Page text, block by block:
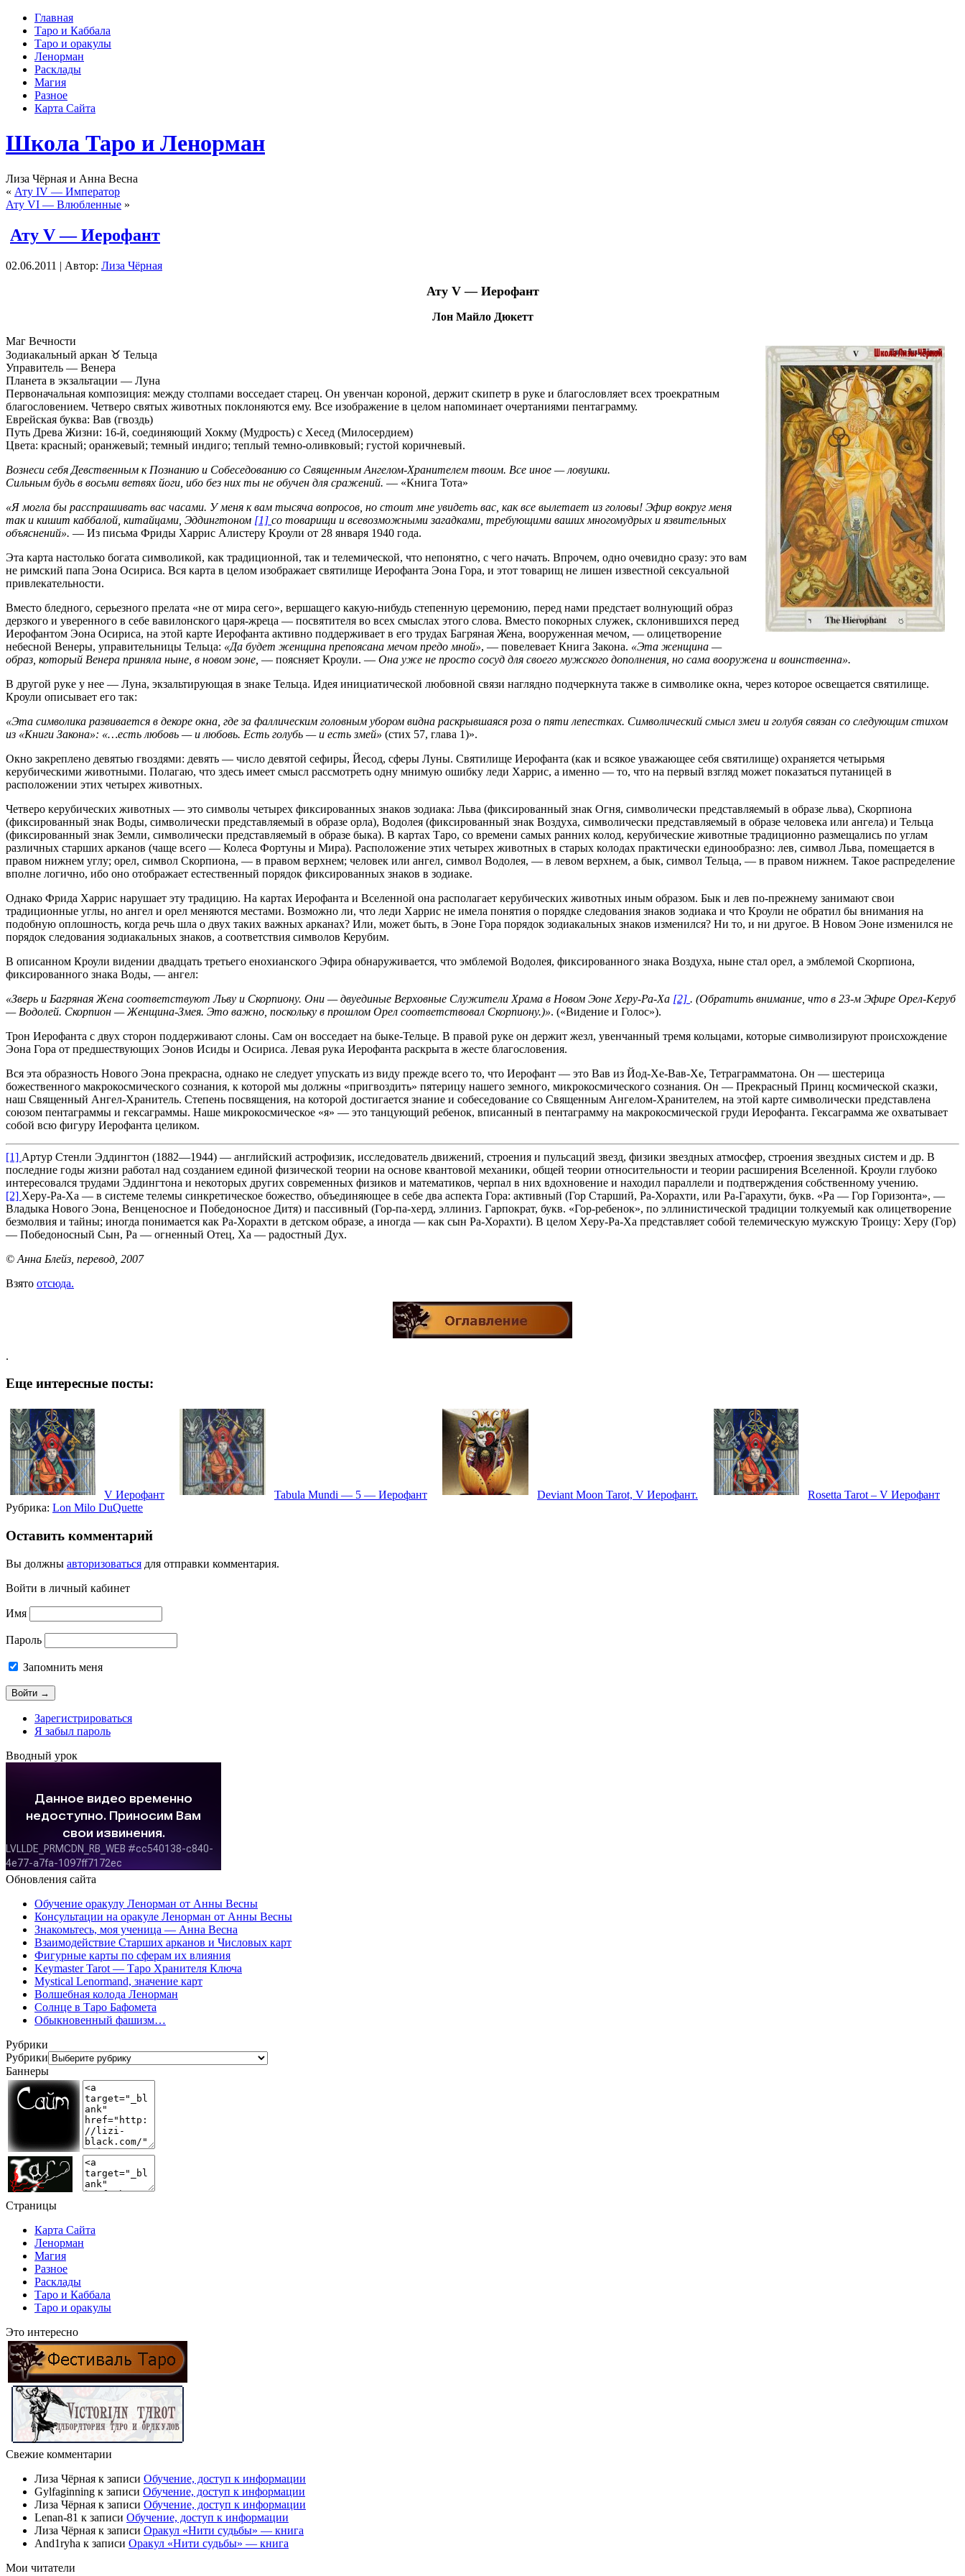
Главная
Таро и Каббала
Таро и оракулы
Ленорман
Расклады
Магия
Разное
Карта Сайта
Школа Таро и Ленорман
Лиза Чёрная и Анна Весна
« Ату IV — Император
Ату VI — Влюбленные »
Ату V — Иерофант
02.06.2011 | Автор: Лиза Чёрная
Ату V — Иерофант
Лон Майло Дюкетт
Маг Вечности
Зодиакальный аркан ♉ Тельца
Управитель — Венера
Планета в экзальтации — Луна
Первоначальная композиция: между столпами восседает старец. Он увенчан короной, держит скипетр в руке и благословляет всех троекратным
благословением. Четверо святых животных поклоняются ему. Все изображение в целом напоминает очертаниями пентаграмму.
Еврейская буква: Вав (гвоздь)
Путь Древа Жизни: 16-й, соединяющий Хокму (Мудрость) с Хесед (Милосердием)
Цвета: красный; оранжевый; темный индиго; теплый темно-оливковый; густой коричневый.
Вознеси себя Девственным к Познанию и Собеседованию со Священным Ангелом-Хранителем твоим. Все иное — ловушки.
Сильным будь в восьми ветвях йоги, ибо без них ты не обучен для сражений. — «Книга Тота»
«Я могла бы расспрашивать вас часами. У меня к вам тысяча вопросов, но стоит мне увидеть вас, как все вылетает из головы! Эфир вокруг меня
так и кишит каббалой, китайцами, Эддингтоном [1] со товарищи и всевозможными загадками, требующими ваших многомудрых и язвительных
объяснений». — Из письма Фриды Харрис Алистеру Кроули от 28 января 1940 года.
Эта карта настолько богата символикой, как традиционной, так и телемической, что непонятно, с чего начать. Впрочем, одно очевидно сразу: это вам
не римский папа Эона Осириса. Вся карта в целом изображает святилище Иерофанта Эона Гора, и этот товарищ не лишен известной сексуальной
привлекательности.
Вместо бледного, серьезного прелата «не от мира сего», вершащего какую-нибудь степенную церемонию, перед нами предстает волнующий образ
дерзкого и уверенного в себе вавилонского царя-жреца — посвятителя во всех смыслах этого слова. Вместо покорных служек, склонившихся перед
Иерофантом Эона Осириса, на этой карте Иерофанта активно поддерживает в его трудах Багряная Жена, вооруженная мечом, — олицетворение
небесной Венеры, управительницы Тельца: «Да будет женщина препоясана мечом предо мной», — повелевает Книга Закона. «Эта женщина —
образ, который Венера приняла ныне, в новом эоне, — поясняет Кроули. — Она уже не просто сосуд для своего мужского дополнения, но сама вооружена и воинственна».
В другой руке у нее — Луна, экзальтирующая в знаке Тельца. Идея инициатической любовной связи наглядно подчеркнута также в символике окна, через которое освещается святилище.
Кроули описывает его так:
«Эта символика развивается в декоре окна, где за фаллическим головным убором видна раскрывшаяся роза о пяти лепестках. Символический смысл змеи и голубя связан со следующим стихом
из «Книги Закона»: «…есть любовь — и любовь. Есть голубь — и есть змей» (стих 57, глава 1)».
Окно закреплено девятью гвоздями: девять — число девятой сефиры, Йесод, сферы Луны. Святилище Иерофанта (как и всякое уважающее себя святилище) охраняется четырьмя
керубическими животными. Полагаю, что здесь имеет смысл рассмотреть одну мнимую ошибку леди Харрис, а именно — то, что на первый взгляд может показаться путаницей в
расположении этих четырех животных.
Четверо керубических животных — это символы четырех фиксированных знаков зодиака: Льва (фиксированный знак Огня, символически представляемый в образе льва), Скорпиона
(фиксированный знак Воды, символически представляемый в образе орла), Водолея (фиксированный знак Воздуха, символически представляемый в образе человека или ангела) и Тельца
(фиксированный знак Земли, символически представляемый в образе быка). В картах Таро, со времени самых ранних колод, керубические животные традиционно размещались по углам
различных старших арканов (чаще всего — Колеса Фортуны и Мира). Расположение этих четырех животных в старых колодах практически единообразно: лев, символ Льва, помещается в
правом нижнем углу; орел, символ Скорпиона, — в правом верхнем; человек или ангел, символ Водолея, — в левом верхнем, а бык, символ Тельца, — в правом нижнем. Такое распределение
вполне логично, ибо оно отображает естественный порядок фиксированных знаков в зодиаке.
Однако Фрида Харрис нарушает эту традицию. На картах Иерофанта и Вселенной она располагает керубических животных иным образом. Бык и лев по-прежнему занимают свои
традиционные углы, но ангел и орел меняются местами. Возможно ли, что леди Харрис не имела понятия о порядке следования знаков зодиака и что Кроули не обратил бы внимания на
подобную оплошность, когда речь шла о двух таких важных арканах? Или, может быть, в Эоне Гора порядок зодиакальных знаков изменился? Ни то, и ни другое. В Новом Эоне изменился не
порядок следования зодиакальных знаков, а соответствия символов Керубим.
В описанном Кроули видении двадцать третьего енохианского Эфира обнаруживается, что эмблемой Водолея, фиксированного знака Воздуха, ныне стал орел, а эмблемой Скорпиона,
фиксированного знака Воды, — ангел:
«Зверь и Багряная Жена соответствуют Льву и Скорпиону. Они — двуединые Верховные Служители Храма в Новом Эоне Херу-Ра-Ха [2] . (Обратить внимание, что в 23-м Эфире Орел-Керуб
— Водолей. Скорпион — Женщина-Змея. Это важно, поскольку в прошлом Орел соответствовал Скорпиону.)». («Видение и Голос»).
Трон Иерофанта с двух сторон поддерживают слоны. Сам он восседает на быке-Тельце. В правой руке он держит жезл, увенчанный тремя кольцами, которые символизируют происхождение
Эона Гора от предшествующих Эонов Исиды и Осириса. Левая рука Иерофанта раскрыта в жесте благословения.
Вся эта образность Нового Эона прекрасна, однако не следует упускать из виду прежде всего то, что Иерофант — это Вав из Йод-Хе-Вав-Хе, Тетраграмматона. Он — шестерица
божественного макрокосмического сознания, к которой мы должны «пригвоздить» пятерицу нашего земного, микрокосмического сознания. Он — Прекрасный Принц космической сказки,
наш Священный Ангел-Хранитель. Степень посвящения, на которой достигается знание и собеседование со Священным Ангелом-Хранителем, на этой карте символически представлена
союзом пентаграммы и гексаграммы. Наше микрокосмическое «я» — это танцующий ребенок, вписанный в пентаграмму на макрокосмической груди Иерофанта. Гексаграмма же охватывает
собой всю фигуру Иерофанта целиком.
[1] Артур Стенли Эддингтон (1882—1944) — английский астрофизик, исследователь движений, строения и пульсаций звезд, физики звездных атмосфер, строения звездных систем и др. В
последние годы жизни работал над созданием единой физической теории на основе квантовой механики, общей теории относительности и теории расширения Вселенной. Кроули глубоко
интересовался трудами Эддингтона и некоторых других современных физиков и математиков, черпал в них вдохновение и находил параллели и подтверждения собственному учению.
[2] Херу-Ра-Ха — в системе телемы синкретическое божество, объединяющее в себе два аспекта Гора: активный (Гор Старший, Ра-Хорахти, или Ра-Гарахути, букв. «Ра — Гор Горизонта», —
Владыка Нового Эона, Венценосное и Победоносное Дитя) и пассивный (Гор-па-херд, эллиниз. Гарпократ, букв. «Гор-ребенок», по эллинистической традиции толкуемый как олицетворение
безмолвия и тайны; иногда понимается как Ра-Хорахти в детском образе, а иногда — как сын Ра-Хорахти). В целом Херу-Ра-Ха представляет собой телемическую мужскую Троицу: Херу (Гор)
— Победоносный Сын, Ра — огненный Отец, Ха — радостный Дух.
© Анна Блейз, перевод, 2007
Взято отсюда.
.
Еще интересные посты:
V Иерофант Tabula Mundi — 5 — Иерофант Deviant Moon Tarot, V Иерофант.
Rosetta Tarot – V Иерофант
Рубрика: Lon Milo DuQuette
Оставить комментарий
Вы должны авторизоваться для отправки комментария.
Войти в личный кабинет
Имя
Пароль
Запомнить меня
Зарегистрироваться
Я забыл пароль
Вводный урок
Обновления сайта
Обучение оракулу Ленорман от Анны Весны
Консультации на оракуле Ленорман от Анны Весны
Знакомьтесь, моя ученица — Анна Весна
Взаимодействие Старших арканов и Числовых карт
Фигурные карты по сферам их влияния
Keymaster Tarot — Таро Хранителя Ключа
Mystical Lenormand, значение карт
Волшебная колода Ленорман
Солнце в Таро Бафомета
Обыкновенный фашизм…
Рубрики
Рубрики
Баннеры
Страницы
Карта Сайта
Ленорман
Магия
Разное
Расклады
Таро и Каббала
Таро и оракулы
Это интересно
Свежие комментарии
Лиза Чёрная к записи Обучение, доступ к информации
Gylfaginning к записи Обучение, доступ к информации
Лиза Чёрная к записи Обучение, доступ к информации
Lenan-81 к записи Обучение, доступ к информации
Лиза Чёрная к записи Оракул «Нити судьбы» — книга
And1ryha к записи Оракул «Нити судьбы» — книга
Мои читатели